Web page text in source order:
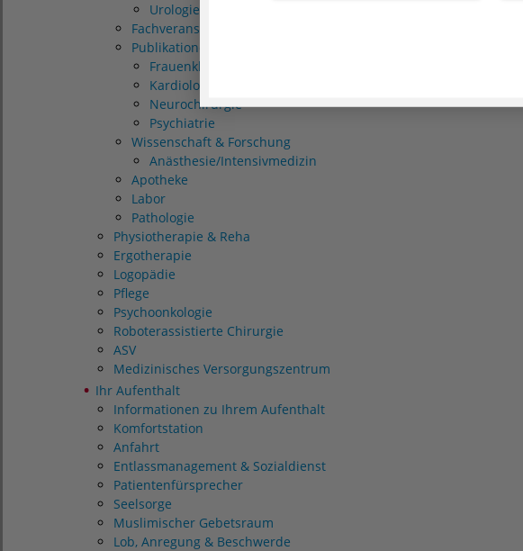
Urologie
Fachveranstaltungen
Publikationen
Frauenklinik/Geburtshilfe
Kardiologie
Neurochirurgie
Psychiatrie
Wissenschaft & Forschung
Anästhesie/Intensivmedizin
Apotheke
Labor
Pathologie
Physiotherapie & Reha
Ergotherapie
Logopädie
Pflege
Psychoonkologie
Roboterassistierte Chirurgie
ASV
Medizinisches Versorgungszentrum
Ihr Aufenthalt
Informationen zu Ihrem Aufenthalt
Komfortstation
Anfahrt
Entlassmanagement & Sozialdienst
Patientenfürsprecher
Seelsorge
Muslimischer Gebetsraum
Lob, Anregung & Beschwerde